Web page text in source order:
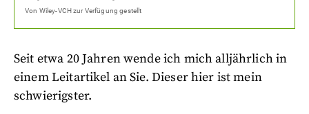
Von Wiley-VCHzur Verfügung gestellt
Seit etwa 20 Jahren wende ich mich alljährlich in
einem Leitartikel an Sie. Dieser hier ist mein
schwierigster.